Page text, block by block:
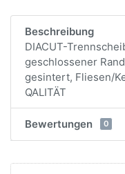
Beschreibung
DIACUT-
geschlossener
gesintert, Fliesen/
QALITÄT
Bewertungen 0